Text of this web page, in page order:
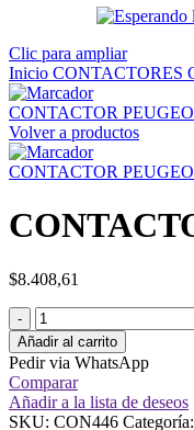
Clic para ampliar
Inicio CONTACTORES
CONTACTOR
Volver a productos
CONTACTOR
$8.408,61
Añadir al carrito
Pedir via WhatsApp
Comparar
Añadir a la lista de deseos
SKU: CON446 Categoría: